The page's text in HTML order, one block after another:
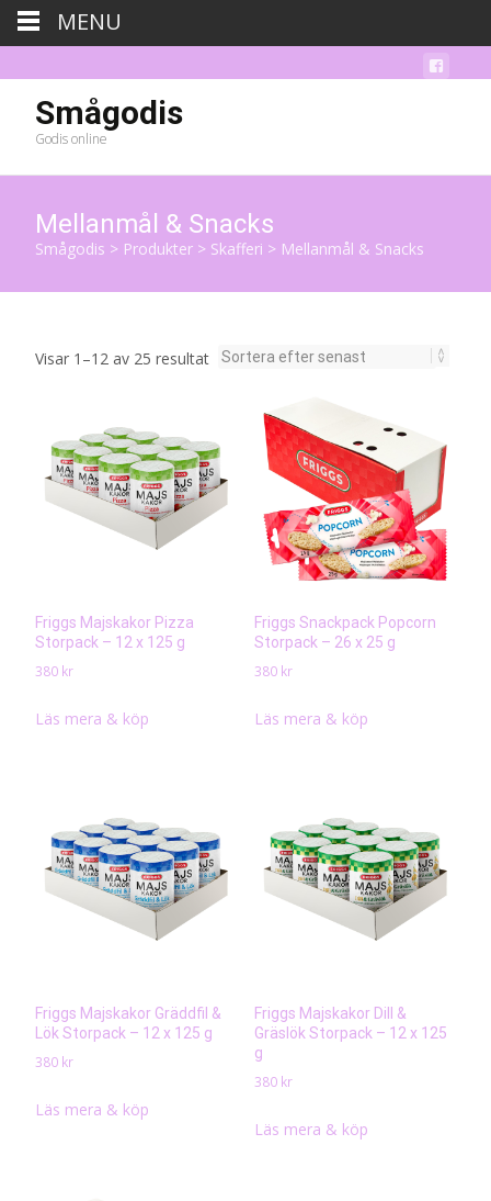
Smågodis
Godis online
Mellanmål & Snacks
Smågodis > Produkter > Skafferi > Mellanmål & Snacks
Visar 1–12 av 25 resultatSortera
senaste
Friggs Majskakor Pizza
Storpack – 12 x 125 g
380 kr
Läs mera & köp
Friggs Snackpack Popcorn
Storpack – 26 x 25 g
380 kr
Läs mera & köp
Friggs Majskakor Gräddfil &
Lök Storpack – 12 x 125 g
380 kr
Läs mera & köp
Friggs Majskakor Dill &
Gräslök Storpack – 12 x 125
g
380 kr
Läs mera & köp
MENU